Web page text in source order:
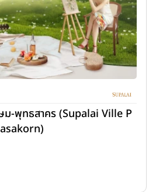
ม-พุทธสาคร (Supalai Ville P